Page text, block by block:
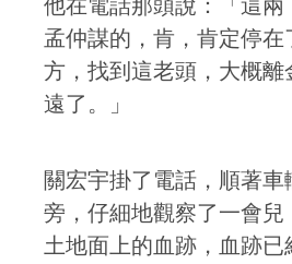
他在電話那頭說：「這兩
孟仲謀的，肯，肯定停
方，找到這老頭，大概離
遠了。」
關宏宇掛了電話，順著車
旁，仔細地觀察了一會
土地面上的血跡，血跡